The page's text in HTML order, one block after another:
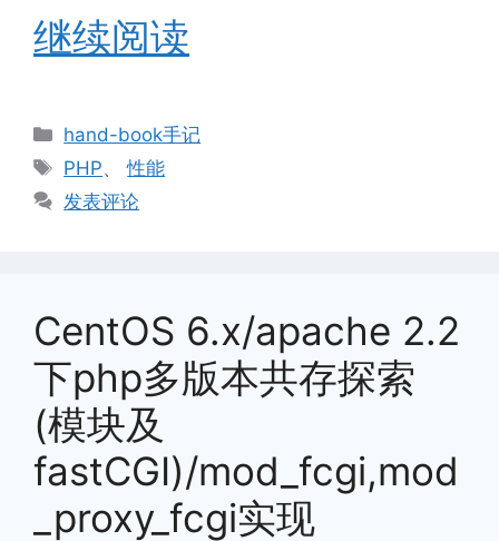
继续阅读
分
类
hand-book手记
标
签
PHP、性能
发表评论
CentOS 6.x/apache 2.2
下php多版本共存探索
(模块及
fastCGI)/mod_fcgi,mod
_proxy_fcgi实现